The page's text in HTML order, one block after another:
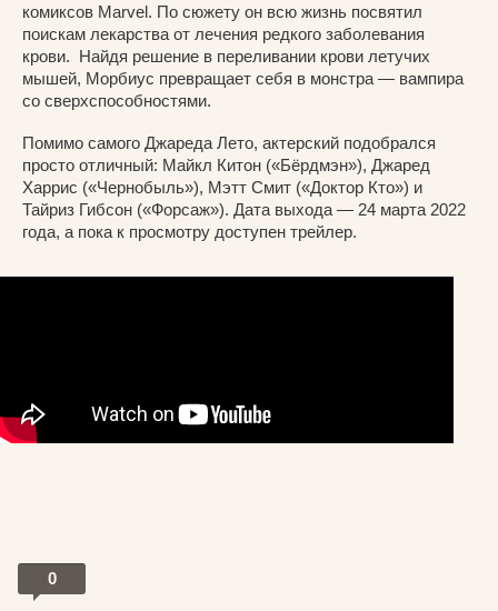
комиксов Marvel. По сюжету он всю жизнь посвятил
поискам лекарства от лечения редкого заболевания
крови. Найдя решение в переливании крови летучих
мышей, Морбиус превращает себя в монстра — вампира
со сверхспособностями.
Помимо самого Джареда Лето, актерский подобрался
просто отличный: Майкл Китон («Бёрдмэн»), Джаред
Харрис («Чернобыль»), Мэтт Смит («Доктор Кто») и
Тайриз Гибсон («Форсаж»). Дата выхода — 24 марта 2022
года, а пока к просмотру доступен трейлер.
0